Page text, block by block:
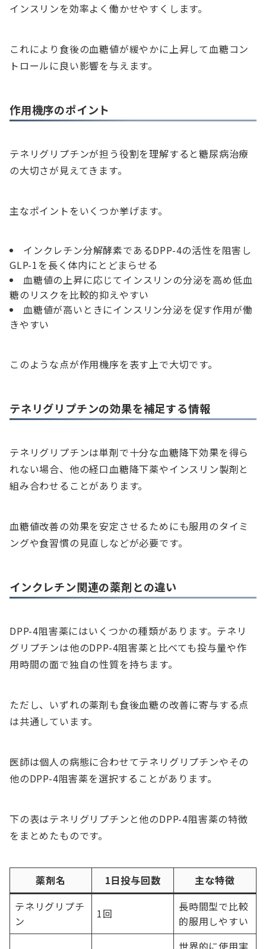
インスリンを効率よく働かせやすくします。
これにより食後の血糖値が緩やかに上昇して血糖コン
トロールに良い影響を与えます。
作用機序のポイント
テネリグリプチンが担う役割を理解すると糖尿病治療
の大切さが見えてきます。
主なポイントをいくつか挙げます。
インクレチン分解酵素であるDPP-4の活性を阻害し
GLP-1を長く体内にとどまらせる
血糖値の上昇に応じてインスリンの分泌を高め低血
糖のリスクを比較的抑えやすい
血糖値が高いときにインスリン分泌を促す作用が働
きやすい
このような点が作用機序を表す上で大切です。
テネリグリプチンの効果を補足する情報
テネリグリプチンは単剤で十分な血糖降下効果を得ら
れない場合、他の経口血糖降下薬やインスリン製剤と
組み合わせることがあります。
血糖値改善の効果を安定させるためにも服用のタイミ
ングや食習慣の見直しなどが必要です。
インクレチン関連の薬剤との違い
DPP-4阻害薬にはいくつかの種類があります。テネリ
グリプチンは他のDPP-4阻害薬と比べても投与量や作
用時間の面で独自の性質を持ちます。
ただし、いずれの薬剤も食後血糖の改善に寄与する点
は共通しています。
医師は個人の病態に合わせてテネリグリプチンやその
他のDPP-4阻害薬を選択することがあります。
下の表はテネリグリプチンと他のDPP-4阻害薬の特徴
をまとめたものです。
薬剤名 1日投与回数
主な特徴
テネリグリプチ
ン
1回
長時間型で比較
的服用しやすい